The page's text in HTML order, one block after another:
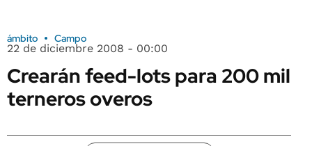
ámbito Campo
22 de diciembre 2008 - 00:00
Crearán feed-lots para 200 mil
terneros overos